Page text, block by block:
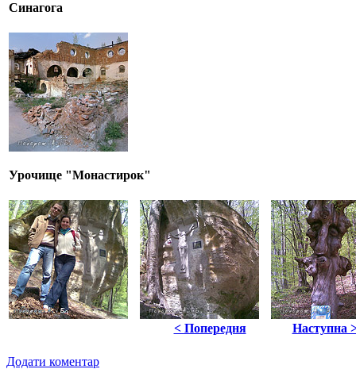
Синагога
Урочище "Монастирок"
< Попередня Наступна
Додати коментар